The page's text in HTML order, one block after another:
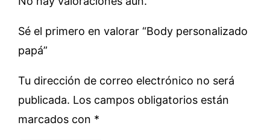
Sé el primero en valorar “Body personalizado
papá”
Tu dirección de correo electrónico no será
publicada. Los campos obligatorios están
marcados con *